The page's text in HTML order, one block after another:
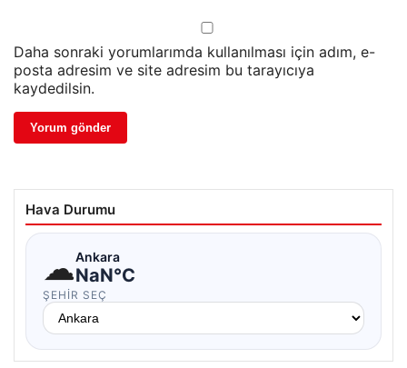
Daha sonraki yorumlarımda kullanılması için adım, e-
posta adresim ve site adresim bu tarayıcıya
kaydedilsin.
Hava Durumu
☁Ankara
NaN°C
ŞEHIR SEÇ